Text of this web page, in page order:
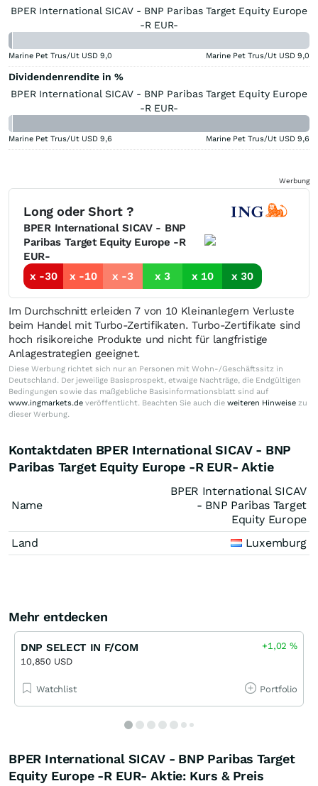
BPER International SICAV - BNP Paribas Target Equity Europe
-R EUR-
Marine Pet Trus/Ut USD 9,0 Marine Pet Trus/Ut USD 9,0
Dividendenrendite in %
BPER International SICAV - BNP Paribas Target Equity Europe
-R EUR-
Marine Pet Trus/Ut USD 9,6 Marine Pet Trus/Ut USD 9,6
Werbung
Long oder Short ?
BPER International SICAV - BNP
Paribas Target Equity Europe -R
EUR-
x -30
x -10 x -3 x 3 x 10 x 30
Im Durchschnitt erleiden 7 von 10 Kleinanlegern Verluste
beim Handel mit Turbo-Zertifikaten. Turbo-Zertifikate sind
hoch risikoreiche Produkte und nicht für langfristige
Anlagestrategien geeignet.
Diese Werbung richtet sich nur an Personen mit Wohn-/Geschäftssitz in
Deutschland. Der jeweilige Basisprospekt, etwaige Nachträge, die Endgültigen
Bedingungen sowie das maßgebliche Basisinformationsblatt sind auf
www.ingmarkets.de veröffentlicht. Beachten Sie auch die weiteren Hinweise zu
dieser Werbung.
Kontaktdaten BPER International SICAV - BNP
Paribas Target Equity Europe -R EUR- Aktie
Name
BPER International SICAV
- BNP Paribas Target
Equity Europe
Land
Luxemburg
Mehr entdecken
DNP SELECT IN F/COM
10,850 USD
+1,02%
Watchlist Portfolio
BPER International SICAV - BNP Paribas Target
Equity Europe -R EUR- Aktie: Kurs & Preis